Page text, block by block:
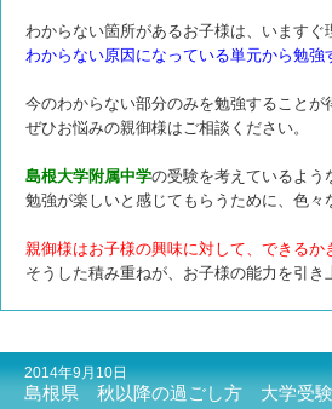
わからない箇所があるお子様は、います
わからない原因になっている単元から勉強
今のわからない部分のみを勉強すること
ぜひお悩みの親御様はご相談ください。
島根大学附属中学の受験を考えているよう
勉強が楽しいと感じてもらうために、色
親御様はお子様の興味に対して、できるか
そうした積み重ねが、お子様の能力を引き
2014年9月10日
島根県 秋以降の過ごし方 大学受